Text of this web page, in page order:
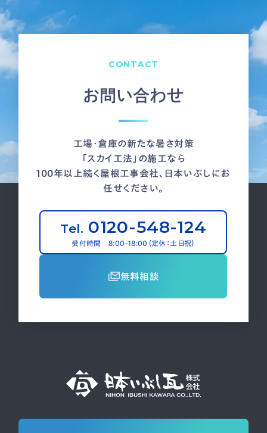
CONTACT
お問い合わせ
工場・倉庫の新たな暑さ対策
「スカイ工法」の施工なら
100年以上続く屋根工事会社、日本いぶしにお
任せください。
Tel. 0120-548-124
受付時間 8:00-18:00（定休：土日祝）
無料相談